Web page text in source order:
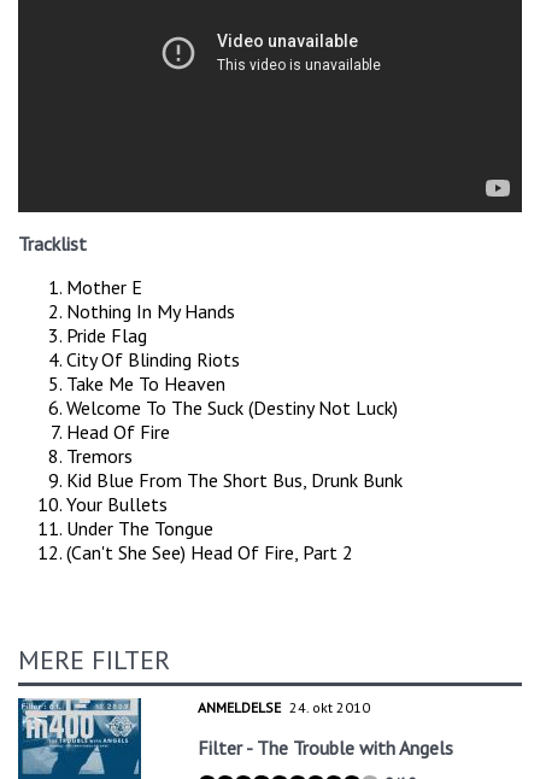
Tracklist
Mother E
Nothing In My Hands
Pride Flag
City Of Blinding Riots
Take Me To Heaven
Welcome To The Suck (Destiny Not Luck)
Head Of Fire
Tremors
Kid Blue From The Short Bus, Drunk Bunk
Your Bullets
Under The Tongue
(Can't She See) Head Of Fire, Part 2
MERE FILTER
ANMELDELSE 24. okt 2010
Filter - The Trouble with Angels